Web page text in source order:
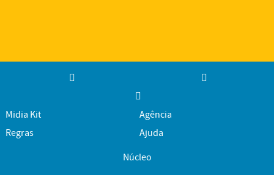
Midia Kit
Agência
Regras
Ajuda
Núcleo